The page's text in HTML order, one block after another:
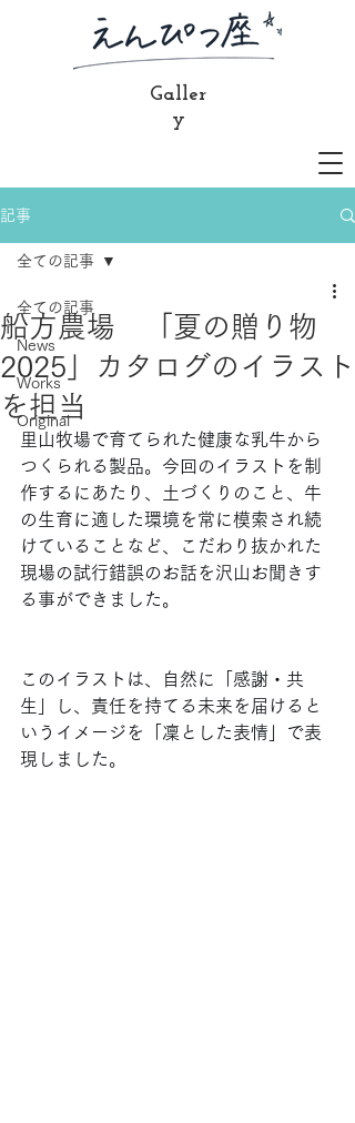
Galler
y
記事
全ての記事
News
Works
Original
全ての記事
船方農場 「夏の贈り物
2025」カタログのイラスト
を担当
里山牧場で育てられた健康な乳牛から
つくられる製品。今回のイラストを制
作するにあたり、土づくりのこと、牛
の生育に適した環境を常に模索され続
けていることなど、こだわり抜かれた
現場の試行錯誤のお話を沢山お聞きす
る事ができました。
このイラストは、自然に「感謝・共
生」し、責任を持てる未来を届けると
いうイメージを「凜とした表情」で表
現しました。